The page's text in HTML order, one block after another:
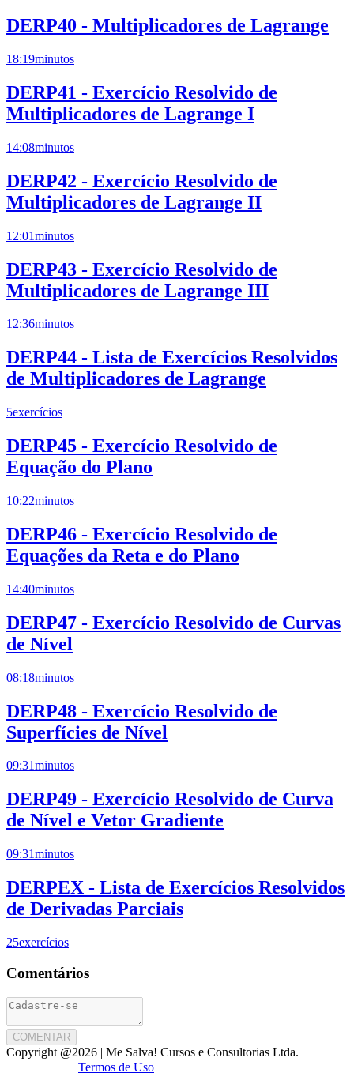
DERP40 - Multiplicadores de Lagrange
18:19minutos
DERP41 - Exercício Resolvido de
Multiplicadores de Lagrange I
14:08minutos
DERP42 - Exercício Resolvido de
Multiplicadores de Lagrange II
12:01minutos
DERP43 - Exercício Resolvido de
Multiplicadores de Lagrange III
12:36minutos
DERP44 - Lista de Exercícios Resolvidos
de Multiplicadores de Lagrange
5exercícios
DERP45 - Exercício Resolvido de
Equação do Plano
10:22minutos
DERP46 - Exercício Resolvido de
Equações da Reta e do Plano
14:40minutos
DERP47 - Exercício Resolvido de Curvas
de Nível
08:18minutos
DERP48 - Exercício Resolvido de
Superfícies de Nível
09:31minutos
DERP49 - Exercício Resolvido de Curva
de Nível e Vetor Gradiente
09:31minutos
DERPEX - Lista de Exercícios Resolvidos
de Derivadas Parciais
25exercícios
Comentários
COMENTAR
Copyright @2026 | Me Salva! Cursos e Consultorias Ltda.
Termos de Uso